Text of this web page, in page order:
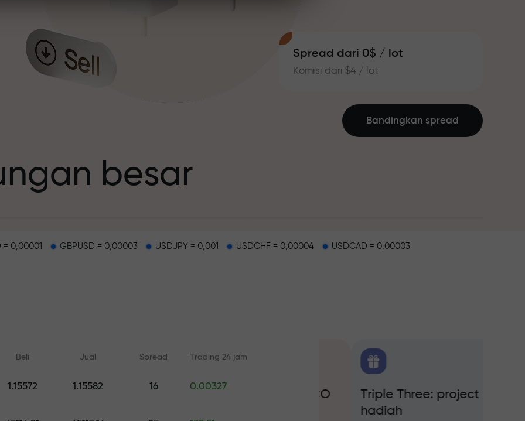
Spread dari 0$ / lot
Komisi dari $4 / lot
besar
dan di track balap
pribadi Anda
Bandingkan spread
= 0,00001 GBPUSD = 0,00003 USDJPY = 0,001 USDCHF = 0,00004 USDCAD = 0,00003
Beli Jual Spread Trading 24 jam
1.15572 1.15582 16 0.00327
Triple Three: project
hadiah